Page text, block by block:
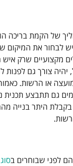
של הקמת בריכה
לבחור את המיקום
מקצועיים שרק
יהיה צורך גם
או הרשות.
גם תתבצע
היתר בנייה
לפני שבוחרים ב